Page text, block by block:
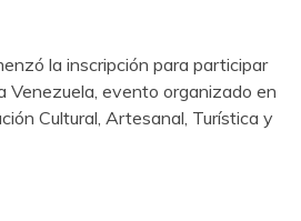
la inscripción para participar
Venezuela, evento organizado en
Cultural, Artesanal, Turística y